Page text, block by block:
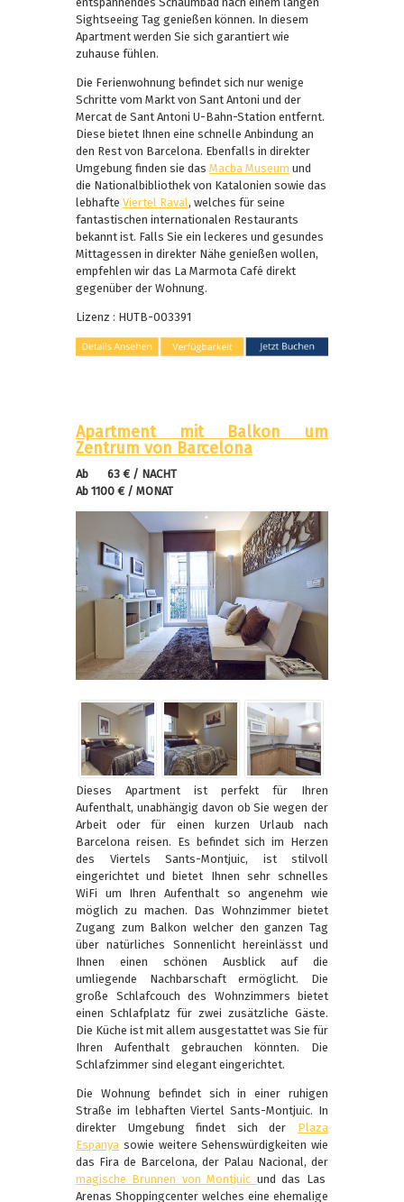
Sightseeing Tag genießen können. In diesem
Apartment werden Sie sich garantiert wie
zuhause fühlen.
Die Ferienwohnung befindet sich nur wenige
Schritte vom Markt von Sant Antoni und der
Mercat de Sant Antoni U-Bahn-Station entfernt.
Diese bietet Ihnen eine schnelle Anbindung an
den Rest von Barcelona. Ebenfalls in direkter
Umgebung finden sie das Macba Museum und
die Nationalbibliothek von Katalonien sowie das
lebhafte Viertel Raval , welches für seine
fantastischen internationalen Restaurants
bekannt ist. Falls Sie ein leckeres und gesundes
Mittagessen in direkter Nähe genießen wollen,
empfehlen wir das La Marmota Café direkt
gegenüber der Wohnung.
Lizenz : HUTB-003391
Apartment mit Balkon um
Zentrum von Barcelona
Ab 63 € / NACHT
Ab 1100 € / MONAT
Dieses Apartment ist perfekt für Ihren
Aufenthalt, unabhängig davon ob Sie wegen der
Arbeit oder für einen kurzen Urlaub nach
Barcelona reisen. Es befindet sich im Herzen
des Viertels Sants-Montjuic, ist stilvoll
eingerichtet und bietet Ihnen sehr schnelles
WiFi um Ihren Aufenthalt so angenehm wie
möglich zu machen. Das Wohnzimmer bietet
Zugang zum Balkon welcher den ganzen Tag
über natürliches Sonnenlicht hereinlässt und
Ihnen einen schönen Ausblick auf die
umliegende Nachbarschaft ermöglicht. Die
große Schlafcouch des Wohnzimmers bietet
einen Schlafplatz für zwei zusätzliche Gäste.
Die Küche ist mit allem ausgestattet was Sie für
Ihren Aufenthalt gebrauchen könnten. Die
Schlafzimmer sind elegant eingerichtet.
Die Wohnung befindet sich in einer ruhigen
Straße im lebhaften Viertel Sants-Montjuic. In
direkter Umgebung findet sich der Plaza
Espanya sowie weitere Sehenswürdigkeiten wie
das Fira de Barcelona, der Palau Nacional, der
magische Brunnen von Montjuic und das Las
Arenas Shoppingcenter welches eine ehemalige